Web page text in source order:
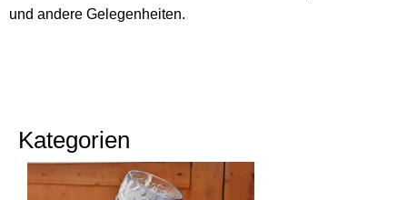
und andere Gelegenheiten.
Kategorien